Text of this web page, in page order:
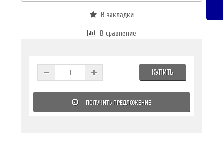
В закладки
В сравнение
КУПИТЬ
ПОЛУЧИТЬ ПРЕДЛОЖЕНИЕ